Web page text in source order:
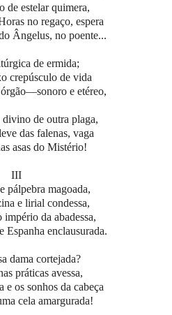
de estelar quimera,
no regaço, espera
Ângelus, no poente...
de ermida;
crepúsculo de vida
e etéreo,
de outra plaga,
das falenas, vaga
asas do Mistério!
III
pálpebra magoada,
e lirial condessa,
da abadessa,
Espanha enclausurada.
dama cortejada?
práticas avessa,
e os sonhos da cabeça
cela amargurada!